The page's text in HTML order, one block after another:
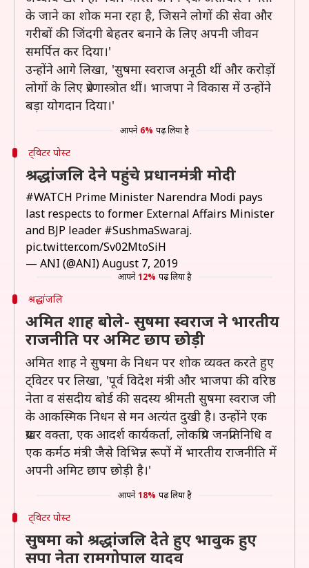
के जाने का शोक मना रहा है, जिसने लोगों की सेवा और
गरीबों की जिंदगी बेहतर बनाने के लिए अपनी जीवन
समर्पित कर दिया।'
उन्होंने आगे लिखा, 'सुषमा स्वराज अनूठी थीं और करोड़ों
लोगों के लिए प्रेरणास्त्रोत थीं। भाजपा ने विकास में उन्होंने
बड़ा योगदान दिया।'
आपने 6% पढ़ लिया है
ट्विटर पोस्ट
श्रद्धांजलि देने पहुंचे प्रधानमंत्री मोदी
#WATCH Prime Minister Narendra Modi pays
last respects to former External Affairs Minister
and BJP leader #SushmaSwaraj.
pic.twitter.com/Sv02MtoSiH
— ANI (@ANI)August 7, 2019
आपने 12% पढ़ लिया है
श्रद्धांजलि
अमित शाह बोले- सुषमा स्वराज ने भारतीय
राजनीति पर अमिट छाप छोड़ी
अमित शाह ने सुषमा के निधन पर शोक व्यक्त करते हुए
ट्विटर पर लिखा, 'पूर्व विदेश मंत्री और भाजपा की वरिष्ठ
नेता व संसदीय बोर्ड की सदस्य श्रीमती सुषमा स्वराज जी
के आकस्मिक निधन से मन अत्यंत दुखी है। उन्होंने एक
प्रखर वक्ता, एक आदर्श कार्यकर्ता, लोकप्रिय जनप्रतिनिधि व
एक कर्मठ मंत्री जैसे विभिन्न रूपों में भारतीय राजनीति में
अपनी अमिट छाप छोड़ी है।'
आपने 18% पढ़ लिया है
ट्विटर पोस्ट
सुषमा को श्रद्धांजलि देेते हुए भावुक हुए
सपा नेता रामगोपाल यादव